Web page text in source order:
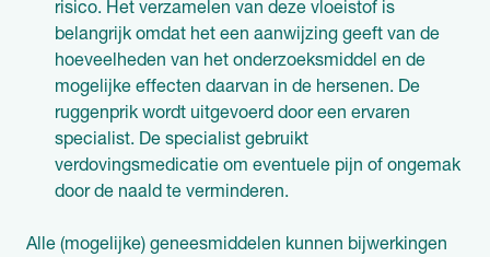
risico. Het verzamelen van deze vloeistof is
belangrijk omdat het een aanwijzing geeft van de
hoeveelheden van het onderzoeksmiddel en de
mogelijke effecten daarvan in de hersenen. De
ruggenprik wordt uitgevoerd door een ervaren
specialist. De specialist gebruikt
verdovingsmedicatie om eventuele pijn of ongemak
door de naald te verminderen.
Alle (mogelijke) geneesmiddelen kunnen bijwerkingen